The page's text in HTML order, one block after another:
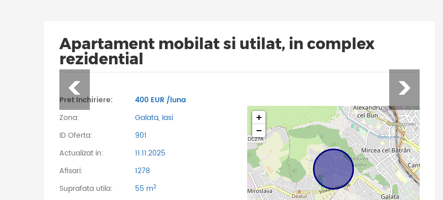
Apartament mobilat si utilat, in complex
rezidential
Pret Inchiriere:
400 EUR /luna
Zona:
Galata, Iasi
ID Oferta:
901
Actualizat in:
11.11.2025
Afisari:
1278
Suprafata utila:
55 m2
+
−